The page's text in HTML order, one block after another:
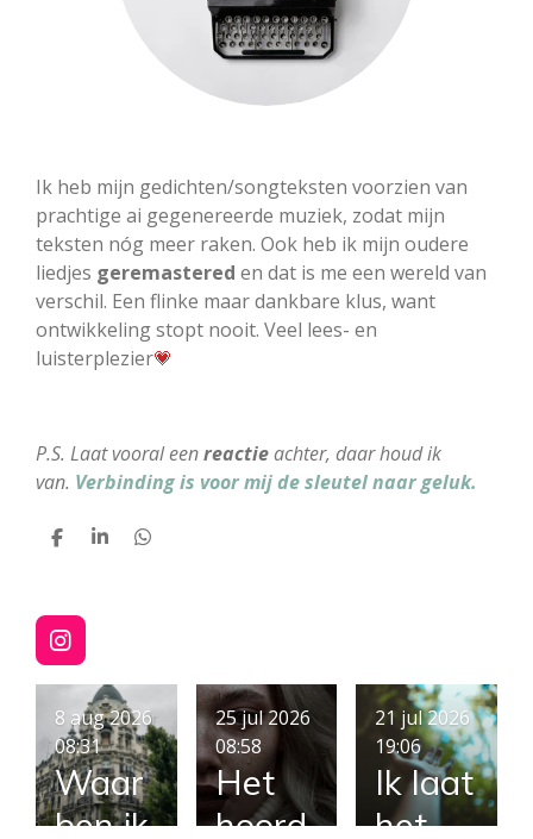
Ik heb mijn gedichten/songteksten voorzien van
prachtige ai gegenereerde muziek, zodat mijn
teksten nóg meer raken. Ook heb ik mijn oudere
liedjes geremastered en dat is me een wereld van
verschil. Een flinke maar dankbare klus, want
ontwikkeling stopt nooit. Veel lees- en
luisterplezier💗
P.S. Laat vooral eenreactieachter, daar houd ik
van. Verbinding is voor mij de sleutel naar geluk.
D
n
S
D
I
n
t
a
g
r
a
m
Waar
ben ik
8 aug 2026
08:31
Het
hoord
25 jul 2026
08:58
Ik laat
het
21 jul 2026
19:06